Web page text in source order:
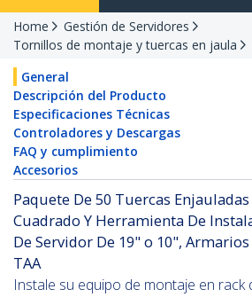
Home
Gestión de Servidores
Tornillos de montaje y tuercas en jaula
General
Descripción del Producto
Especificaciones Técnicas
Controladores y Descargas
FAQ y cumplimiento
Accesorios
Paquete De 50 Tuercas
Cuadrado Y Herramienta De
De Servidor De 19" o 10", Armarios
TAA
Instale su equipo de montaje en rack